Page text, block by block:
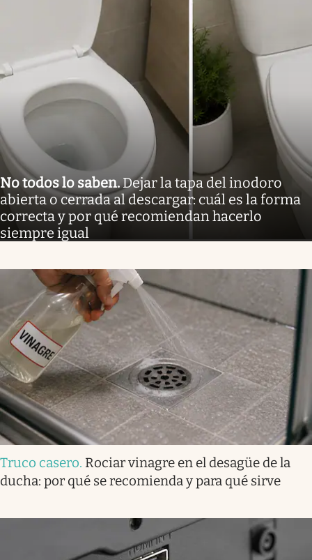
No todos lo saben.Dejar la tapa del inodoro
abierta o cerrada al descargar: cuál es la forma
correcta y por qué recomiendan hacerlo
siempre igual
Truco casero. Rociar vinagre en el desagüe de la
ducha: por qué se recomienda y para qué sirve